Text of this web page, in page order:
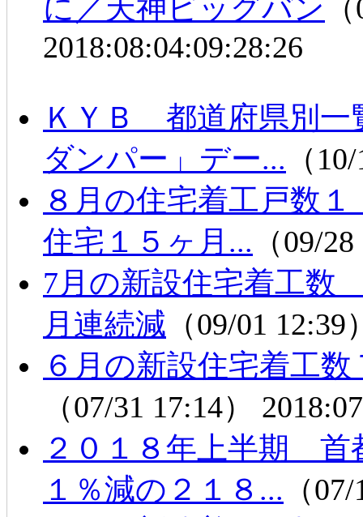
に／天神ビッグバン
2018:08:04:09:28:26
ＫＹＢ 都道府県別一
ダンパー」デー... （
８月の住宅着工戸数
住宅１５ヶ月... （09/
7月の新設住宅着工
月連続減 （09/01
６月の新設住宅着工
（07/31 17:14）
２０１８年上半期
１％減の２１８... （